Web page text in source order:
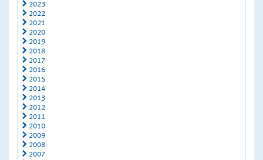
2023
2022
2021
2020
2019
2018
2017
2016
2015
2014
2013
2012
2011
2010
2009
2008
2007